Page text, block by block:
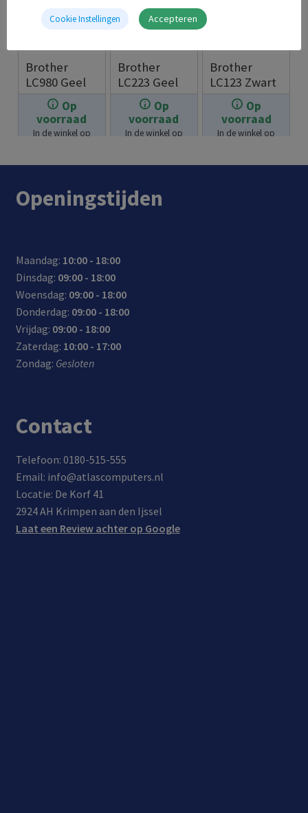
Op
voorraad
In de winkel op
Brother
LC980 Geel
12.95
Op
voorraad
In de winkel op
Brother
LC223 Geel
15.95
Op
voorraad
In de winkel op
Brother
LC123 Zwart
23.95
Openingstijden
Maandag: 10:00 - 18:00
Dinsdag: 09:00 - 18:00
Woensdag: 09:00 - 18:00
Donderdag: 09:00 - 18:00
Vrijdag: 09:00 - 18:00
Zaterdag: 10:00 - 17:00
Zondag: Gesloten
Contact
Telefoon: 0180-515-555
Email: info@atlascomputers.nl
Locatie: De Korf 41
2924 AH Krimpen aan den Ijssel
Laat een Review achter op Google
Cookie Instellingen Accepteren